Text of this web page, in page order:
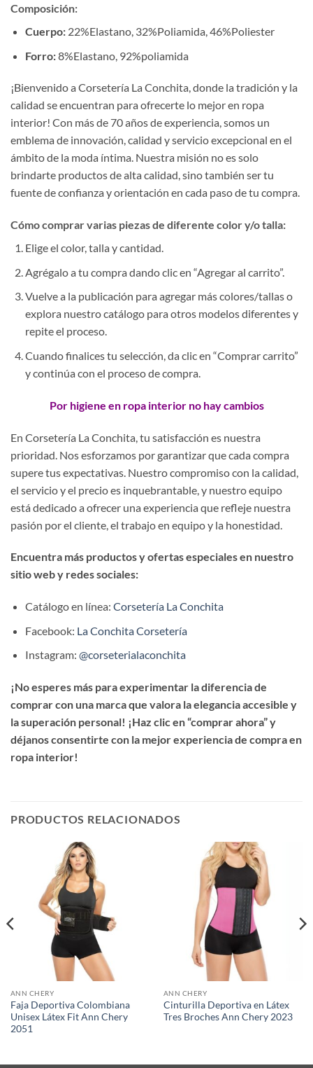
Composición:
Cuerpo:22%Elastano, 32%Poliamida, 46%Poliester
Forro:8%Elastano, 92%poliamida
¡Bienvenido a Corsetería La Conchita, donde la tradición y la
calidad se encuentran para ofrecerte lo mejor en ropa
interior! Con más de 70 años de experiencia, somos un
emblema de innovación, calidad y servicio excepcional en el
ámbito de la moda íntima. Nuestra misión no es solo
brindarte productos de alta calidad, sino también ser tu
fuente de confianza y orientación en cada paso de tu compra.
Cómo comprar varias piezas de diferente color y/o talla:
Elige el color, talla y cantidad.
Agrégalo a tu compra dando clic en “Agregar al carrito”.
Vuelve a la publicación para agregar más colores/tallas o
explora nuestro catálogo para otros modelos diferentes y
repite el proceso.
Cuando finalices tu selección, da clic en “Comprar carrito”
y continúa con el proceso de compra.
Por higiene en ropa interior no hay cambios
En Corsetería La Conchita, tu satisfacción es nuestra
prioridad. Nos esforzamos por garantizar que cada compra
supere tus expectativas. Nuestro compromiso con la calidad,
el servicio y el precio es inquebrantable, y nuestro equipo
está dedicado a ofrecer una experiencia que refleje nuestra
pasión por el cliente, el trabajo en equipo y la honestidad.
Encuentra más productos y ofertas especiales en nuestro
sitio web y redes sociales:
Catálogo en línea: Corsetería La Conchita
Facebook: La Conchita Corsetería
Instagram: @corseterialaconchita
¡No esperes más para experimentar la diferencia de
comprar con una marca que valora la elegancia accesible y
la superación personal! ¡Haz clic en “comprar ahora” y
déjanos consentirte con la mejor experiencia de compra en
ropa interior!
PRODUCTOS RELACIONADOS
ANN CHERY
Faja Deportiva Colombiana
Unisex Látex Fit Ann Chery
2051
ANN CHERY
Cinturilla Deportiva en Látex
Tres Broches Ann Chery 2023